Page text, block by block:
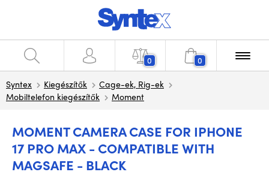
0 0
Syntex Kiegészítők
Cage-ek, Rig-ek
Mobiltelefon kiegészítők
Moment
MOMENT CAMERA CASE FOR IPHONE
17 PRO MAX - COMPATIBLE WITH
MAGSAFE - BLACK